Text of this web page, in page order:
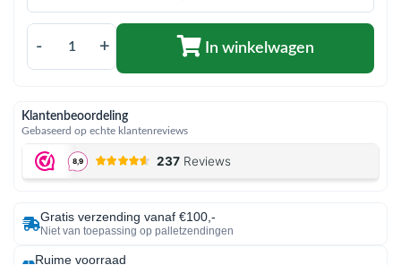
(Warmtepompen en warmtepompboilers)
- + In winkelwagen
Klantenbeoordeling
Gebaseerd op echte klantenreviews
Gratis verzending vanaf €100,-
Niet van toepassing op palletzendingen
Ruime voorraad